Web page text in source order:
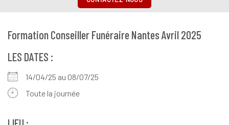
Formation Conseiller Funéraire Nantes Avril 2025
LES DATES :
14/04/25 au 08/07/25
Toute la journée